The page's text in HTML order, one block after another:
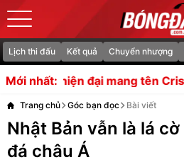
Lịch thi đấu Kết quả Chuyển nhượng
Mới nhất:
tên Cristian Orozco Tại sao
Trang chủ Góc bạn đọc Bài viết
Nhật Bản vẫn là lá
đá châu Á